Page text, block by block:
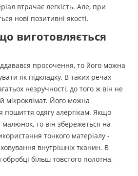
втрачає легкість. Але, при
нові позитивні якості.
виготовляється
просочення, то його можна
як підкладку. В таких речах
незручності, до того ж він не
мікроклімат. Його можна
пошиття одягу алергікам. Якщо
малюнок, то він збережеться на
тонкого матеріалу -
внутрішніх тканин. В
більш товстого полотна,